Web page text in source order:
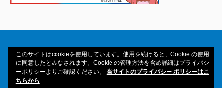
Copyright© 2016-2026amAtavi All Rights
このサイトはcookieを使用しています。使用を続けると、Cookie の使用
に同意したとみなされます。Cookie の管理方法を含め詳細はプライバシ
ーポリシーよりご確認ください。 当サイトのプライバシー ポリシーはこ
ちらから